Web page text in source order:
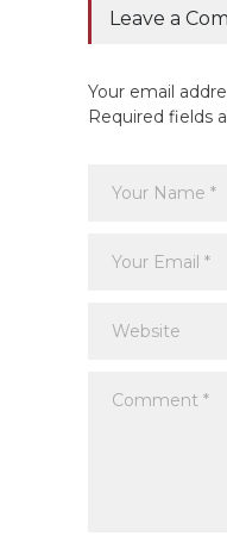
Leave a
Your email
Required fields